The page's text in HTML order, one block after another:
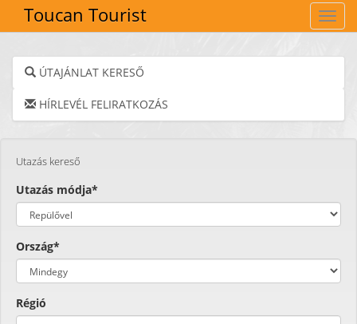
Toucan Tourist
ÚTAJÁNLAT KERESŐ
HÍRLEVÉL FELIRATKOZÁS
Utazás kereső
Utazás módja*
Ország*
Régió